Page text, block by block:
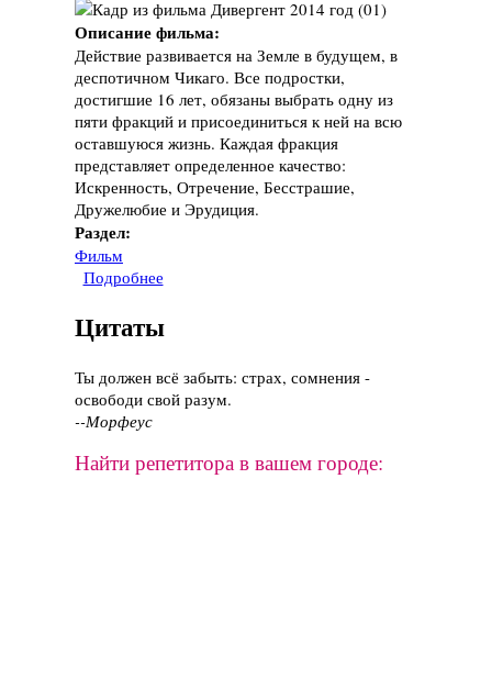
Описание фильма:
Действие развивается на Земле в будущем, в
деспотичном Чикаго. Все подростки,
достигшие 16 лет, обязаны выбрать одну из
пяти фракций и присоединиться к ней на всю
оставшуюся жизнь. Каждая фракция
представляет определенное качество:
Искренность, Отречение, Бесстрашие,
Дружелюбие и Эрудиция.
Раздел:
Фильм
Подробнее
Цитаты
Ты должен всё забыть: страх, сомнения -
освободи свой разум.
--Морфеус
Найти репетитора в вашем городе: